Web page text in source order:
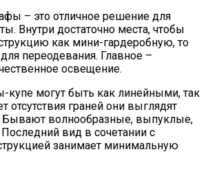
– это отличное решение для
Внутри достаточно места, чтобы
как мини-гардеробную, то
переодевания. Главное –
освещение.
могут быть как линейными, так
отсутствия граней они выглядят
Бывают волнообразные, выпуклые,
вид в сочетании с
занимает минимальную